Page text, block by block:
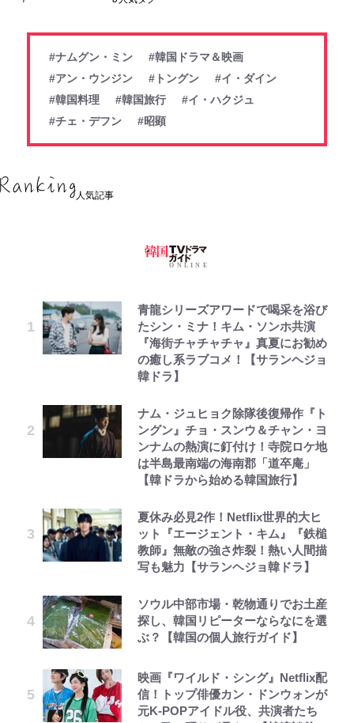
#ナムグン・ミン
#韓国ドラマ＆映画
#アン・ウンジン
#トングン
#イ・ダイン
#韓国料理
#韓国旅行
#イ・ハクジュ
#チェ・デフン
#昭顕
人気記事
青龍シリーズアワードで喝采を浴び
たシン・ミナ！キム・ソンホ共演
『海街チャチャチャ』真夏にお勧め
の癒し系ラブコメ！【サランヘジョ
韓ドラ】
ナム・ジュヒョク除隊後復帰作『ト
ングン』チョ・スンウ＆チャン・ヨ
ンナムの熱演に釘付け！寺院ロケ地
は半島最南端の海南郡「道卒庵」
【韓ドラから始める韓国旅行】
夏休み必見2作！Netflix世界的大ヒ
ット『エージェント・キム』『鉄槌
教師』無敵の強さ炸裂！熱い人間描
写も魅力【サランヘジョ韓ドラ】
ソウル中部市場・乾物通りでお土産
探し、韓国リピーターならなにを選
ぶ？【韓国の個人旅行ガイド】
映画『ワイルド・シング』Netflix配
信！トップ俳優カン・ドンウォンが
元K-POPアイドル役、共演者たち